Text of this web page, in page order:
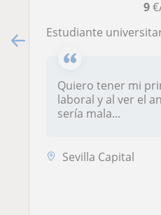
9
Estudiante universitario sin experiencia que busca ayudar a niños
Quiero tener mi
laboral y al ver el
sería mala...
Sevilla Capital